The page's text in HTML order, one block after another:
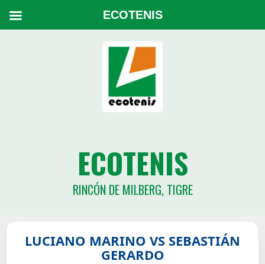
ECOTENIS
RINCÓN DE MILBERG, TIGRE
LUCIANO MARINO VS SEBASTIÁN
GERARDO
ECOTENIS